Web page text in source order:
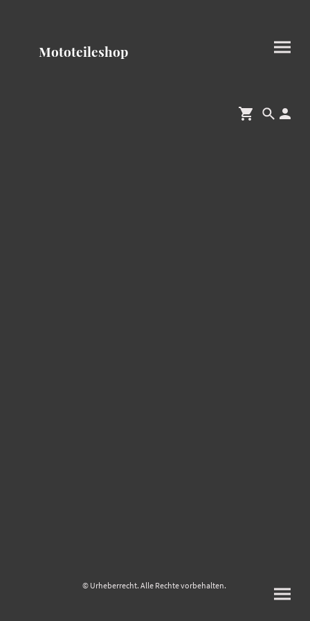
Mototeileshop
© Urheberrecht. Alle Rechte vorbehalten.